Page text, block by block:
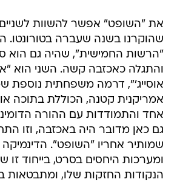
את "השופט" אפשר להשוות
שהוקרנו בשנה שעברה בטורונטו.
"הרשות החמישית", שהיה גם הוא
והתגלה כאכזבה קשה. השני הוא
אוסייג'", דרמה משפחתית נוספת
אמריקנית קטנה, הכוללת בתוכה
אחד והתמודדות עם ההורה
גם כאן מדובר היה באכזבה, וזו
שמותיר אחריו "השופט". הדינמיקה
ומערכות היחסים בסרט, בייחוד זו
הנקודות החזקות שלו,